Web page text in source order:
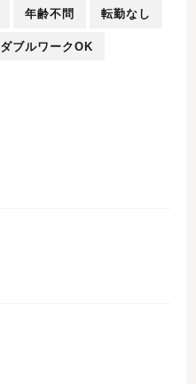
年齢不問 転勤なし
ダブルワークOK